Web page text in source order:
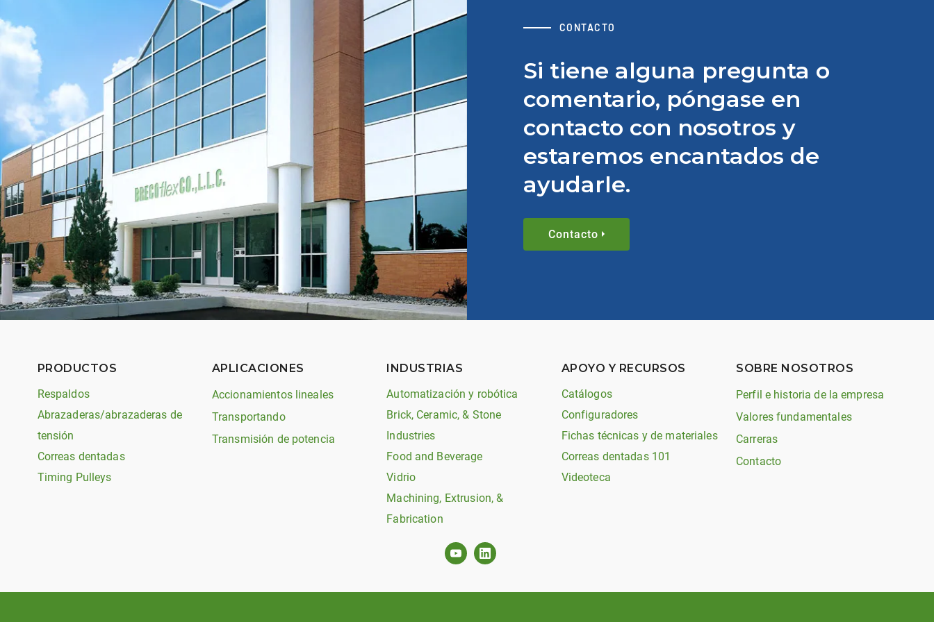
CONTACTO
Si tiene alguna pregunta o
comentario, póngase en
contacto con nosotros y
estaremos encantados de
ayudarle.
Contacto
PRODUCTOS
Respaldos
Abrazaderas/abrazaderas de
tensión
Correas dentadas
Timing Pulleys
APLICACIONES
Accionamientos lineales
Transportando
Transmisión de potencia
INDUSTRIAS
Automatización y robótica
Brick, Ceramic, & Stone
Industries
Food and Beverage
Vidrio
Machining, Extrusion, &
Fabrication
APOYO Y RECURSOS
Catálogos
Configuradores
Fichas técnicas y de materiales
Correas dentadas 101
Videoteca
SOBRE NOSOTROS
Perfil e historia de la empresa
Valores fundamentales
Carreras
Contacto